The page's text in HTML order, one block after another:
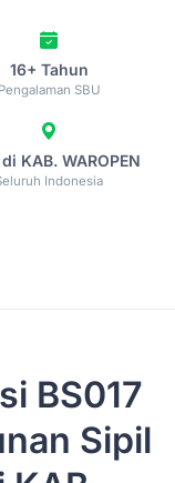
16+ Tahun
Pengalaman SBU
KAB. WAROPEN
Indonesia
BS017
Sipil